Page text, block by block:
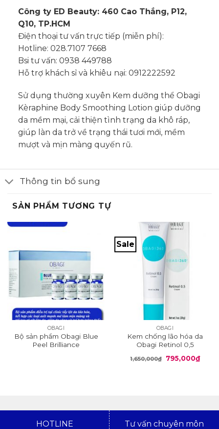
Công ty ED Beauty: 460 Cao Thắng, P12,
Q10, TP.HCM
Điện thoại tư vấn trực tiếp (miễn phí):
Hotline: 028.7107 7668
Bsi tư vấn: 0938 449788
Hỗ trợ khách sỉ và khiêu nại: 0912222592
Sử dụng thường xuyên Kem dưỡng thể Obagi
Kèraphine Body Smoothing Lotion giúp dưỡng
da mềm mại, cải thiện tình trạng da khô ráp,
giúp làn da trở về trạng thái tươi mới, mềm
mượt và mịn màng quyến rũ.
Thông tin bổ sung
SẢN PHẨM TƯƠNG TỰ
OBAGI
Bộ sản phẩm Obagi Blue
Peel Brilliance
Sale
OBAGI
Kem chống lão hóa da
Obagi Retinol 0,5
1,650,000₫
Giá
795,000₫Giá
hiện
HOTLINE
Tư vấn chuyên môn